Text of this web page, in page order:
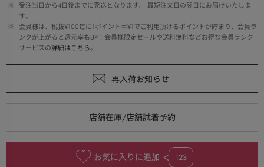
※
受注当日から4日後までに発送となります。 最短注文日の翌日にお届けいたしま
す。
※
会員様は、税抜¥100毎に1ポイント＝¥1でご利用頂けるポイントが貯まり、会員ラ
ンクが上がると還元率もUP！会員様限定セールや送料無料などお得な会員ランク
サービスの詳細はこちら。
お気に入りに追加 123